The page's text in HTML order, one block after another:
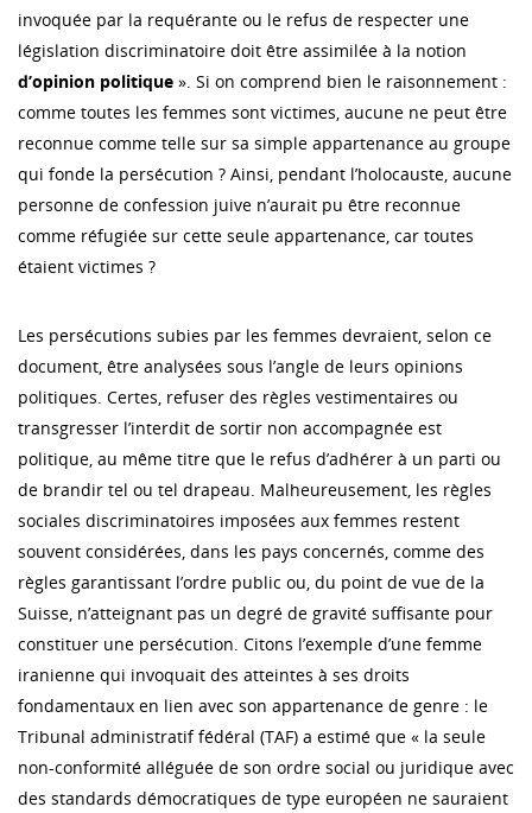
invoquée par la requérante ou le refus de respecter une
législation discriminatoire doit être assimilée à la notion
d’opinion politique ». Si on comprend bien le raisonnement :
comme toutes les femmes sont victimes, aucune ne peut être
reconnue comme telle sur sa simple appartenance au groupe
qui fonde la persécution ? Ainsi, pendant l’holocauste, aucune
personne de confession juive n’aurait pu être reconnue
comme réfugiée sur cette seule appartenance, car toutes
étaient victimes ?
Les persécutions subies par les femmes devraient, selon ce
document, être analysées sous l’angle de leurs opinions
politiques. Certes, refuser des règles vestimentaires ou
transgresser l’interdit de sortir non accompagnée est
politique, au même titre que le refus d’adhérer à un parti ou
de brandir tel ou tel drapeau. Malheureusement, les règles
sociales discriminatoires imposées aux femmes restent
souvent considérées, dans les pays concernés, comme des
règles garantissant l’ordre public ou, du point de vue de la
Suisse, n’atteignant pas un degré de gravité suffisante pour
constituer une persécution. Citons l’exemple d’une femme
iranienne qui invoquait des atteintes à ses droits
fondamentaux en lien avec son appartenance de genre : le
Tribunal administratif fédéral (TAF) a estimé que « la seule
non-conformité alléguée de son ordre social ou juridique avec
des standards démocratiques de type européen ne sauraient